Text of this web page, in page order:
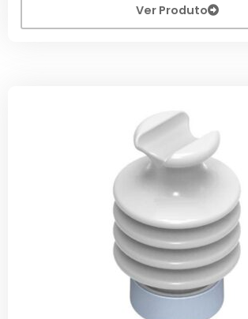
Ver Produto